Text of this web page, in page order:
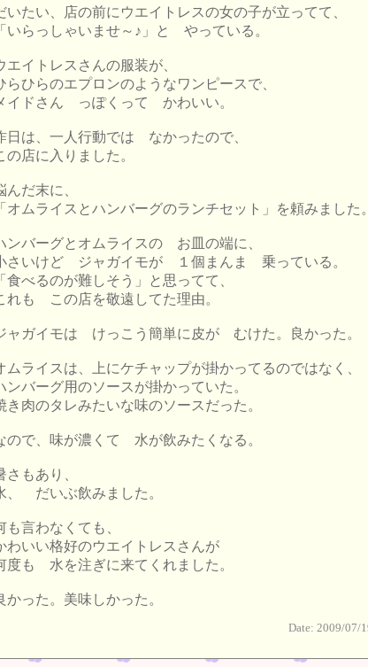
いたい、店の前にウエイトレスの女の子が立ってて、
「いらっしゃいませ～♪」と やっている。
エイトレスさんの服装が、
らひらのエプロンのようなワンピースで、
イドさん っぽくって かわいい。
日は、一人行動では なかったので、
の店に入りました。
んだ末に、
「オムライスとハンバーグのランチセット」を頼みました。
ンバーグとオムライスの お皿の端に、
さいけど ジャガイモが １個まんま 乗っている。
「食べるのが難しそう」と思ってて、
れも この店を敬遠してた理由。
ャガイモは けっこう簡単に皮が むけた。良かった。
ムライスは、上にケチャップが掛かってるのではなく、
ンバーグ用のソースが掛かっていた。
き肉のタレみたいな味のソースだった。
ので、味が濃くて 水が飲みたくなる。
さもあり、
、 だいぶ飲みました。
も言わなくても、
わいい格好のウエイトレスさんが
度も 水を注ぎに来てくれました。
かった。美味しかった。
Date: 2009/07/